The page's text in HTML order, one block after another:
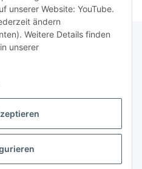
unserer Website: YouTube.
ändern
Weitere Details finden
unserer